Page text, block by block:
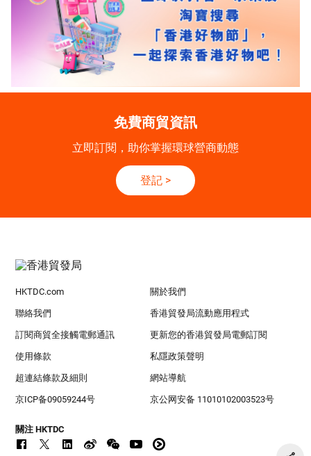
免費商貿資訊
立即訂閱，助你掌握環球營商動態
登記 >
HKTDC.com 關於我們
聯絡我們 香港貿發局流動應用程式
訂閱商貿全接觸電郵通訊 更新您的香港貿發局電郵訂閱
使用條款 私隱政策聲明
超連結條款及細則 網站導航
京ICP备09059244号 京公网安备 11010102003523号
關注 HKTDC